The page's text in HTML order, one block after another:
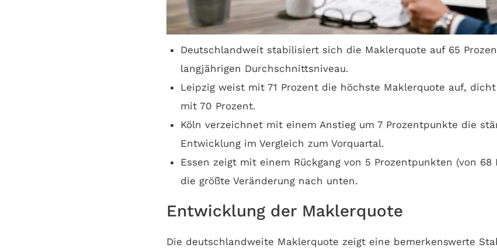
Deutschlandweit stabilisiert sich die Maklerquote auf 65
langjährigen Durchschnittsniveau.
Leipzig weist mit 71 Prozent die höchste Maklerquote auf,
mit 70 Prozent.
Köln verzeichnet mit einem Anstieg um 7 Prozentpunkte die
Entwicklung im Vergleich zum Vorquartal.
Essen zeigt mit einem Rückgang von 5 Prozentpunkten (von 68
die größte Veränderung nach unten.
Entwicklung der Maklerquote
Die deutschlandweite Maklerquote zeigt eine bemerkenswerte